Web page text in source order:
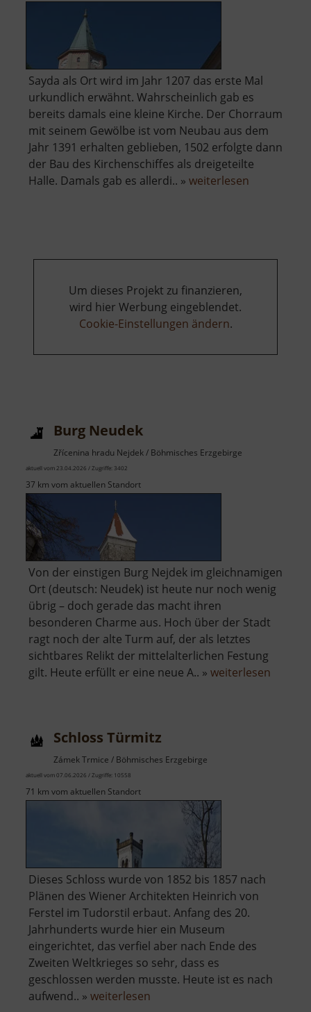
Sayda als Ort wird im Jahr 1207 das erste Mal
urkundlich erwähnt. Wahrscheinlich gab es
bereits damals eine kleine Kirche. Der Chorraum
mit seinem Gewölbe ist vom Neubau aus dem
Jahr 1391 erhalten geblieben, 1502 erfolgte dann
der Bau des Kirchenschiffes als dreigeteilte
Halle. Damals gab es allerdi.. » weiterlesen
Um dieses Projekt zu finanzieren,
wird hier Werbung eingeblendet.
Cookie-Einstellungen ändern.
Burg Neudek
Zřícenina hradu Nejdek / Böhmisches Erzgebirge
aktuell vom 23.04.2026 / Zugriffe: 3402
37 km vom aktuellen Standort
Von der einstigen Burg Nejdek im gleichnamigen
Ort (deutsch: Neudek) ist heute nur noch wenig
übrig – doch gerade das macht ihren
besonderen Charme aus. Hoch über der Stadt
ragt noch der alte Turm auf, der als letztes
sichtbares Relikt der mittelalterlichen Festung
gilt. Heute erfüllt er eine neue A.. » weiterlesen
Schloss Türmitz
Zámek Trmice / Böhmisches Erzgebirge
aktuell vom 07.06.2026 / Zugriffe: 10558
71 km vom aktuellen Standort
Dieses Schloss wurde von 1852 bis 1857 nach
Plänen des Wiener Architekten Heinrich von
Ferstel im Tudorstil erbaut. Anfang des 20.
Jahrhunderts wurde hier ein Museum
eingerichtet, das verfiel aber nach Ende des
Zweiten Weltkrieges so sehr, dass es
geschlossen werden musste. Heute ist es nach
aufwend.. » weiterlesen